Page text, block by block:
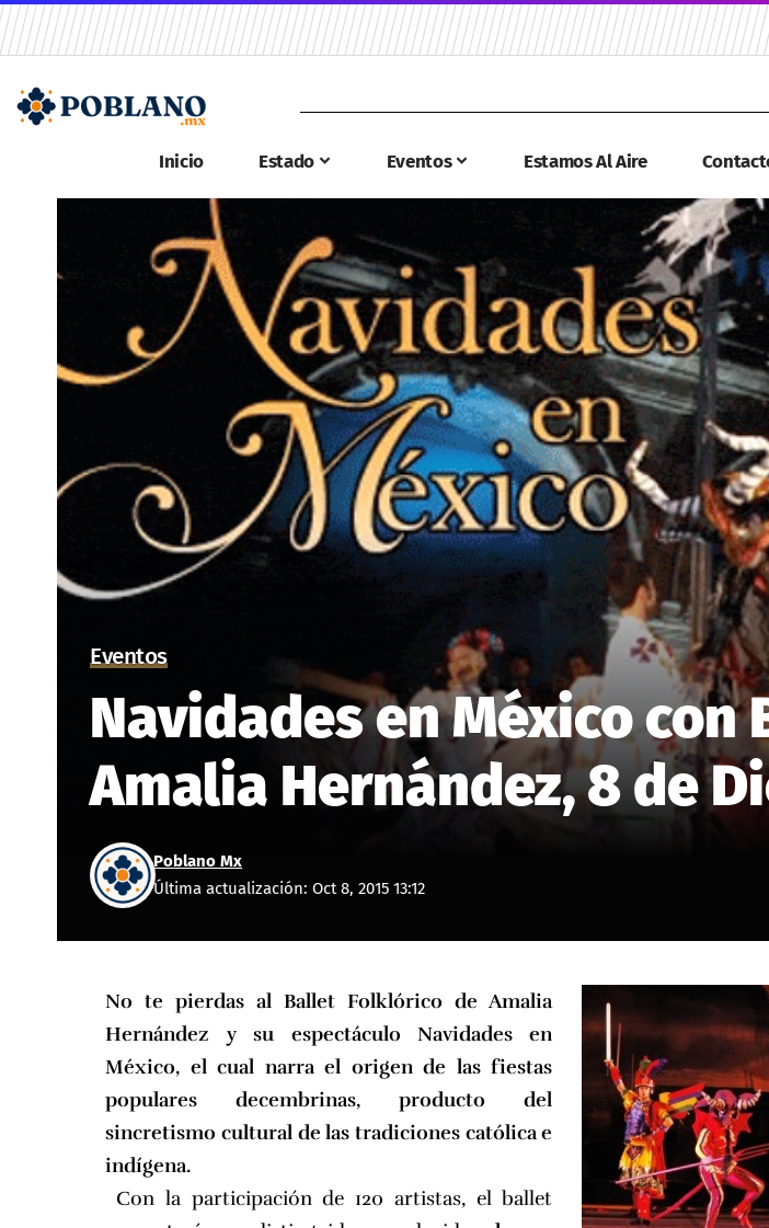
Inicio Estado Eventos Estamos Al Aire
Eventos
Navidades en México
Amalia Hernández, 8 de
Última actualización: Oct 8, 2015 13:12
Poblano Mx
No te pierdas al Ballet Folklórico de Amalia
Hernández y su espectáculo Navidades en
México, el cual narra el origen de las fiestas
populares decembrinas, producto del
sincretismo cultural de las tradiciones católica e
indígena.
Con la participación de 120 artistas, el ballet